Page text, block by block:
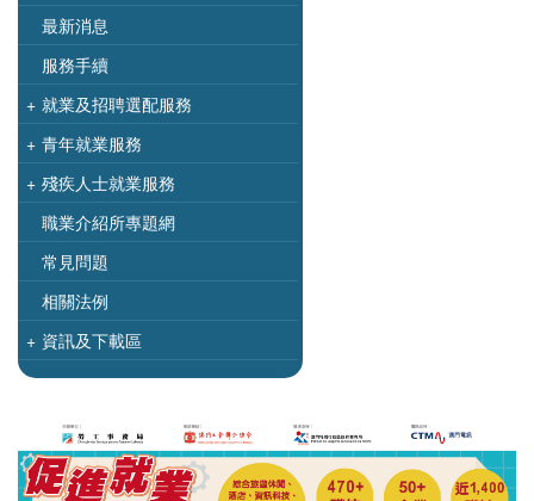
最新消息
服務手續
+ 就業及招聘選配服務
+ 青年就業服務
+ 殘疾人士就業服務
職業介紹所專題網
常見問題
相關法例
+ 資訊及下載區